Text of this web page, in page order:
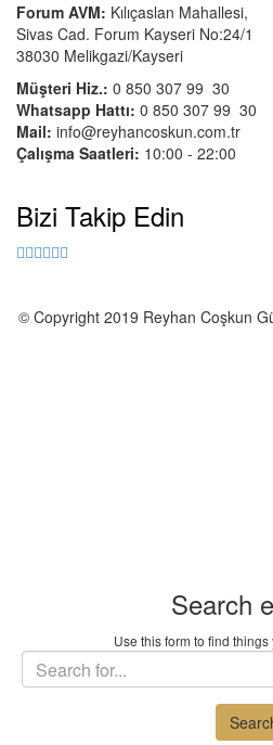
Forum AVM: Kılıçaslan Mahallesi,
Sivas Cad. Forum Kayseri No:24/1
38030 Melikgazi/Kayseri
Müşteri Hiz.: 0 850 307 99 30
Whatsapp Hattı: 0 850 307 99 30
Mail: info@reyhancoskun.com.tr
Çalışma Saatleri: 10:00 - 22:00
Bizi Takip Edin
© Copyright 2019 Reyhan Coşkun
Search
Use this form to find